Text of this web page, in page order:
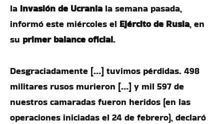
la invasión de Ucrania la semana pasada,
informó este miércoles el Ejército de Rusia, en
su primer balance oficial.
Desgraciadamente […] tuvimos pérdidas. 498
militares rusos murieron […] y mil 597 de
nuestros camaradas fueron heridos (en las
operaciones iniciadas el 24 de febrero), declaró